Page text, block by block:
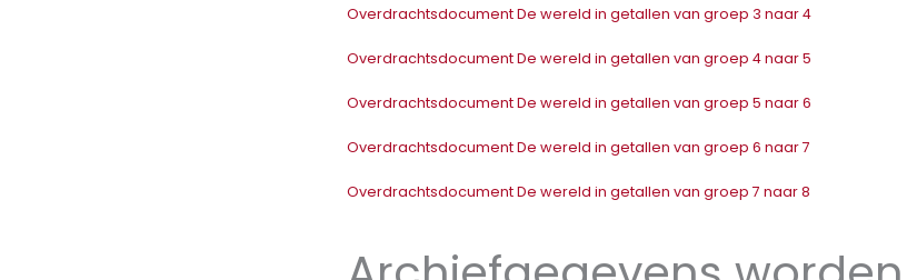
Overdrachtsdocument De wereld in getallen van groep 3 naar 4
Overdrachtsdocument De wereld in getallen van groep 4 naar 5
Overdrachtsdocument De wereld in getallen van groep 5 naar 6
Overdrachtsdocument De wereld in getallen van groep 6 naar 7
Overdrachtsdocument De wereld in getallen van groep 7 naar 8